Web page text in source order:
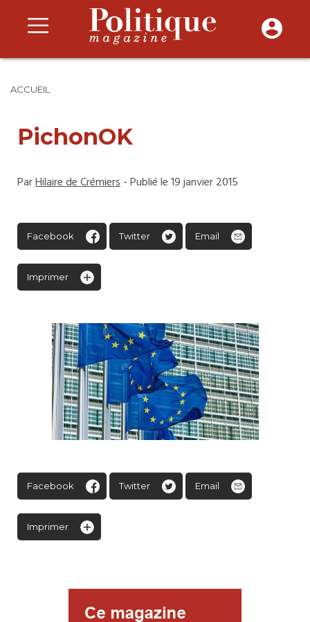
ACCUEIL
PichonOK
ParHilaire de Crémiers- Publié le 19 janvier 2015
Facebook Twitter Email
Imprimer
Facebook Twitter Email
Imprimer